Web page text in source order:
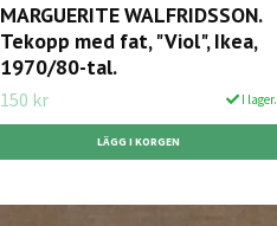
MARGUERITE WALFRIDSSON.
Tekopp med fat, "Viol", Ikea,
1970/80-tal.
150 kr I lager.